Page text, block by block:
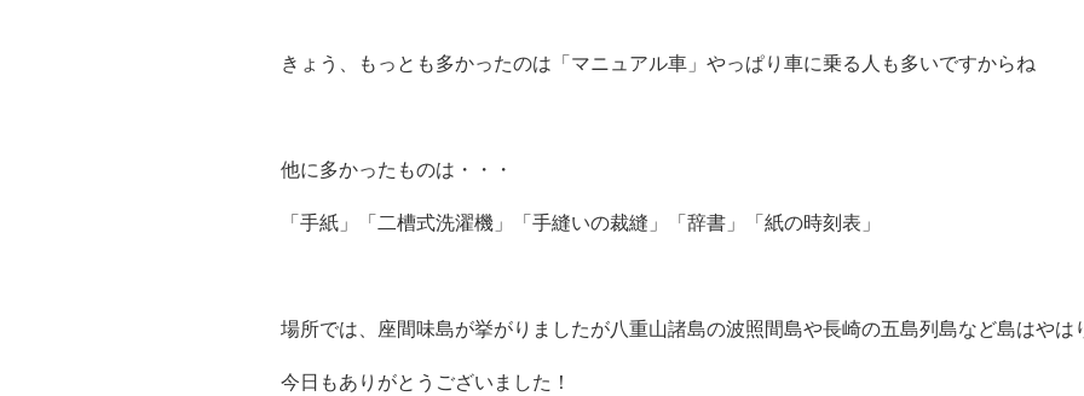
きょう、もっとも多かったのは「マニュアル車」やっぱり車に乗る人も多いですからね
他に多かったものは・・・
「手紙」「二槽式洗濯機」「手縫いの裁縫」「辞書」「紙の時刻表」
場所では、座間味島が挙がりましたが八重山諸島の波照間島や長崎の五島列島など島はや
今日もありがとうございました！